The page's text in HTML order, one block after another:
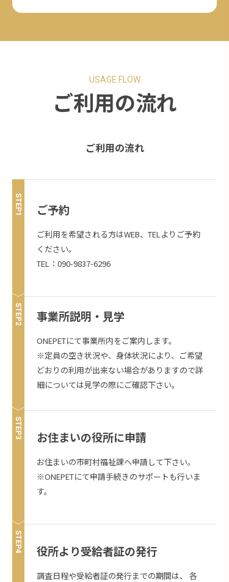
USAGE FLOW
ご利用の流れ
ご利用の流れ
STEP ご予約
ご利用を希望される方はWEB、TELよりご予約
ください。
TEL：090-9837-6296
STEP 事業所説明・見学
ONEPETにて事業所内をご案内します。
※定員の空き状況や、身体状況により、ご希望
どおりの利用が出来ない場合がありますので詳
細については見学の際にご確認下さい。
STEP
お住まいの役所に申請
お住まいの市町村福祉課へ申請して下さい。
※ONEPETにて申請手続きのサポートも行いま
す。
STEP
役所より受給者証の発行
調査日程や受給者証の発行までの期間は、 各